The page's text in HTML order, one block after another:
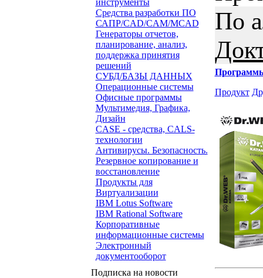
инструменты
Средства разработки ПО
САПР/CAD/CAM/MCAD
Генераторы отчетов,
планирование, анализ,
поддержка принятия
решений
СУБД/БАЗЫ ДАННЫХ
Операционные системы
Офисные программы
Мультимедия, Графика,
Дизайн
CASE - средства, CALS-
технологии
Антивирусы. Безопасность.
Резервное копирование и
восстановление
Продукты для
Виртуализации
IBM Lotus Software
IBM Rational Software
Корпоративные
информационные системы
Электронный
документооборот
Подписка на новости
По
Продукт